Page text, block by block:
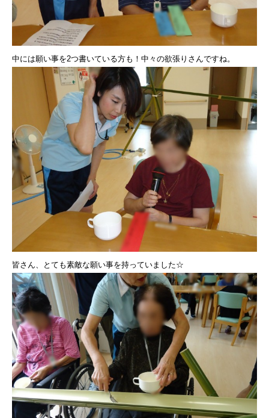
中には願い事を2つ書いている方も！中々の欲張りさんですね。
皆さん、とても素敵な願い事を持っていました☆